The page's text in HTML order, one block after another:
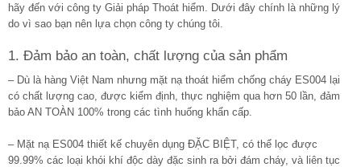
hãy đến với công ty Giải pháp Thoát hiểm. Dưới đây chính là những lý
do vì sao bạn nên lựa chọn công ty chúng tôi.
1. Đảm bảo an toàn, chất lượng của sản phẩm
– Dù là hàng Việt Nam nhưng mặt nạ thoát hiểm chống cháy ES004 lại
có chất lượng cao, được kiểm định, thực nghiệm qua hơn 50 lần, đảm
bảo AN TOÀN 100% trong các tình huống khẩn cấp.
– Mặt nạ ES004 thiết kế chuyên dụng ĐẶC BIỆT, có thể lọc được
99.99% các loại khói khí độc dày đặc sinh ra bởi đám cháy, và liên tục